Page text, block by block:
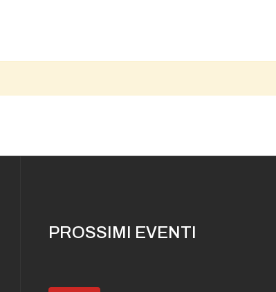
PROSSIMI EVENTI